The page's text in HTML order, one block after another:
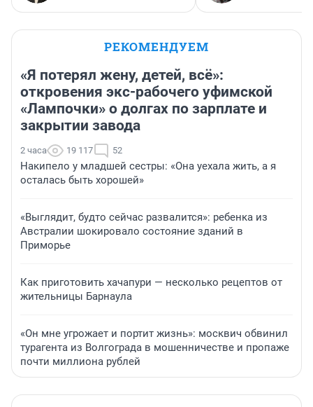
РЕКОМЕНДУЕМ
«Я потерял жену, детей, всё»:
откровения экс-рабочего уфимской
«Лампочки» о долгах по зарплате и
закрытии завода
2 часа 19 117 52
Накипело у младшей сестры: «Она уехала жить, а я
осталась быть хорошей»
«Выглядит, будто сейчас развалится»: ребенка из
Австралии шокировало состояние зданий в
Приморье
Как приготовить хачапури — несколько рецептов от
жительницы Барнаула
«Он мне угрожает и портит жизнь»: москвич обвинил
турагента из Волгограда в мошенничестве и пропаже
почти миллиона рублей